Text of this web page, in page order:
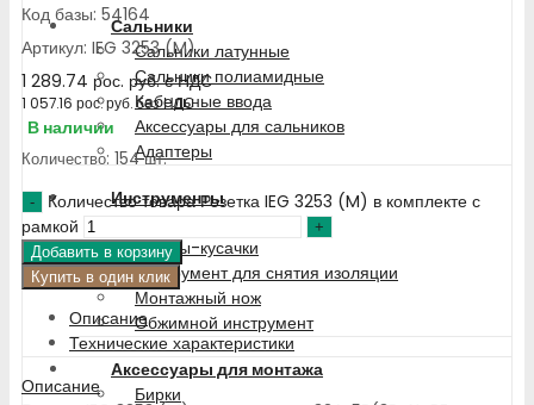
Сальники
Сальники латунные
Сальники полиамидные
Кабельные ввода
Аксессуары для сальников
Адаптеры
Инструменты
Щипцы-кусачки
Инструмент для снятия изоляции
Монтажный нож
Обжимной инструмент
Аксессуары для монтажа
Бирки
Код базы: 54164
Артикул: IEG 3253 (M)
1 289.74 рос. руб.с НДС
1 057.16 рос. руб.без НДС
В наличии
Количество: 154 шт.
Количество товара Розетка IEG 3253 (M) в комплекте с
рамкой
Добавить в корзину
Купить в один клик
Описание
Технические характеристики
Описание